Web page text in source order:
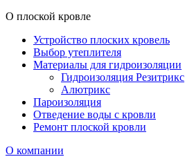
О плоской кровле
Устройство плоских кровель
Выбор утеплителя
Материалы для гидроизоляции
Гидроизоляция Резитрикс
Алютрикс
Пароизоляция
Отведение воды с кровли
Ремонт плоской кровли
О компании